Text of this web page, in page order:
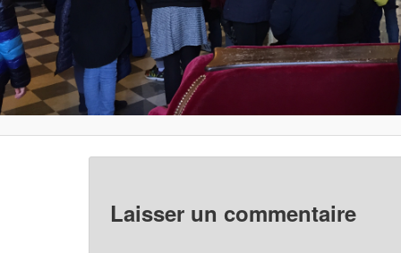
Laisser un commentaire